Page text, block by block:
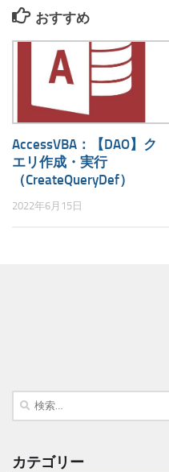
おすすめ
AccessVBA：【DAO】ク
エリ作成・実行
（CreateQueryDef）
2022年6月15日
検
カテゴリー